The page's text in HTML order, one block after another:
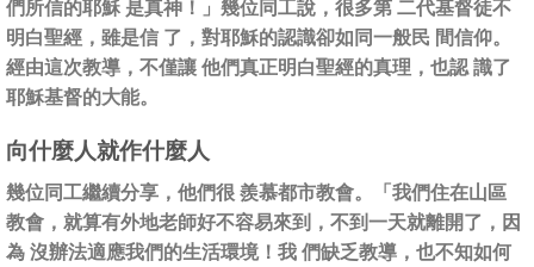
們所信的耶穌 是真神！」幾位同工說，很多第 二代基督徒不
明白聖經，雖是信 了，對耶穌的認識卻如同一般民 間信仰。
經由這次教導，不僅讓 他們真正明白聖經的真理，也認 識了
耶穌基督的大能。
向什麼人就作什麼人
幾位同工繼續分享，他們很 羨慕都市教會。「我們住在山區
教會，就算有外地老師好不容易來到，不到一天就離開了，因
為 沒辦法適應我們的生活環境！我 們缺乏教導，也不知如何